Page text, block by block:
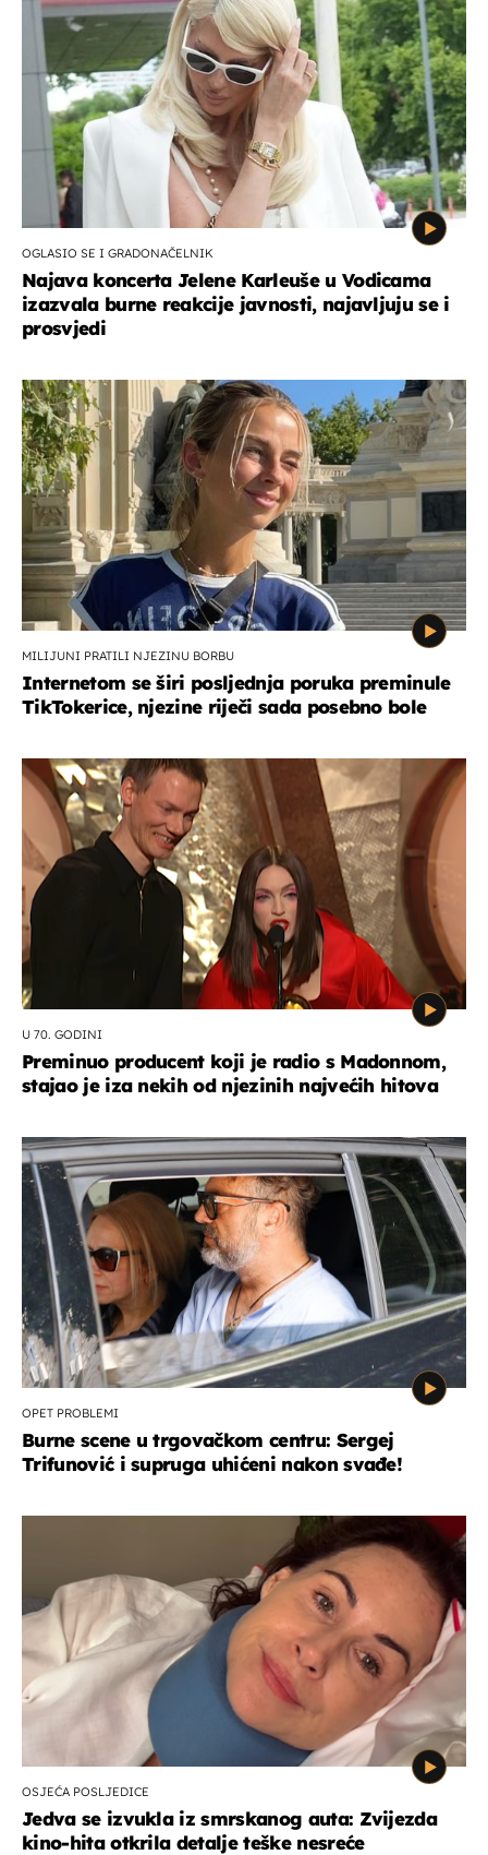
OGLASIO SE I GRADONAČELNIK
Najava koncerta Jelene Karleuše u Vodicama
izazvala burne reakcije javnosti, najavljuju se i
prosvjedi
MILIJUNI PRATILI NJEZINU BORBU
Internetom se širi posljednja poruka preminule
TikTokerice, njezine riječi sada posebno bole
U 70. GODINI
Preminuo producent koji je radio s Madonnom,
stajao je iza nekih od njezinih najvećih hitova
OPET PROBLEMI
Burne scene u trgovačkom centru: Sergej
Trifunović i supruga uhićeni nakon svađe!
OSJEĆA POSLJEDICE
Jedva se izvukla iz smrskanog auta: Zvijezda
kino-hita otkrila detalje teške nesreće